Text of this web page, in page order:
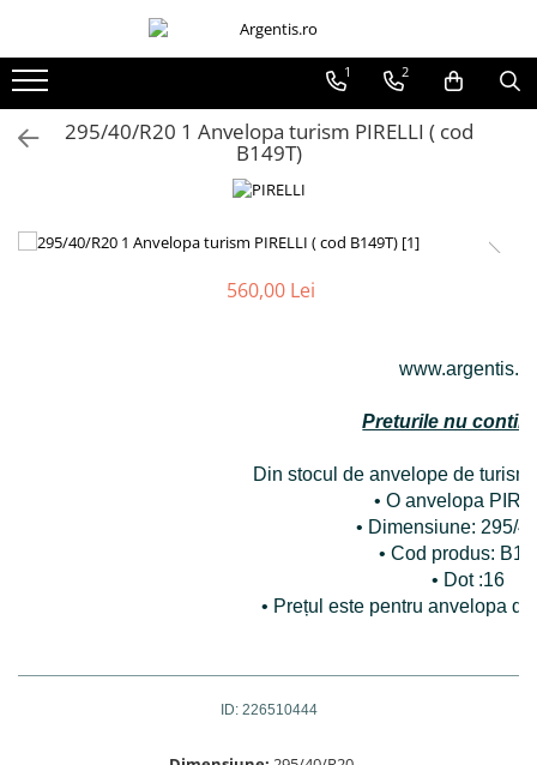
1 2
295/40/R20 1 Anvelopa turism PIRELLI ( cod
B149T)
560,00 Lei
www.argentis.ro
Preturile nu contin
Din stocul de anvelope de turism
• O anvelopa
• Dimensiune: 295/
• Cod produs:
• Dot :16
• Prețul este pentru anvelopa
ID: 226510444